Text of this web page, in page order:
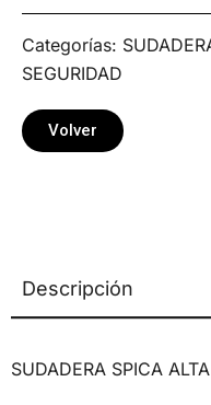
Categorías:
SEGURIDAD
Volver
Descripción
SUDADERA SPICA